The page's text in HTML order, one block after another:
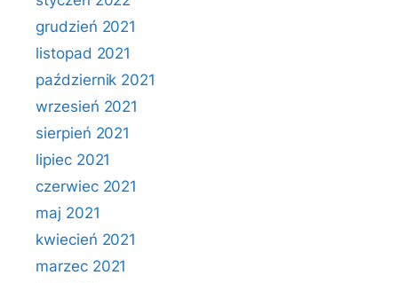
grudzień 2021
listopad 2021
październik 2021
wrzesień 2021
sierpień 2021
lipiec 2021
czerwiec 2021
maj 2021
kwiecień 2021
marzec 2021